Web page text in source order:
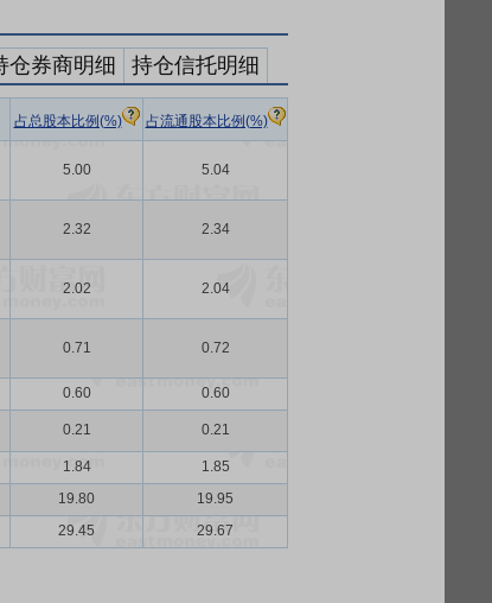
仓券商明细 持仓信托明细
占总股本比例(%) 占流通股本比例(%)
5.00 5.04
2.32 2.34
2.02 2.04
0.71 0.72
0.60 0.60
0.21 0.21
1.84
1.85
19.80
19.95
29.45 29.67